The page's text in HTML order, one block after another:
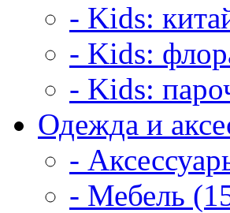
- Kids:
- Kids:
- Kids:
Одежда и
-
- Мебель